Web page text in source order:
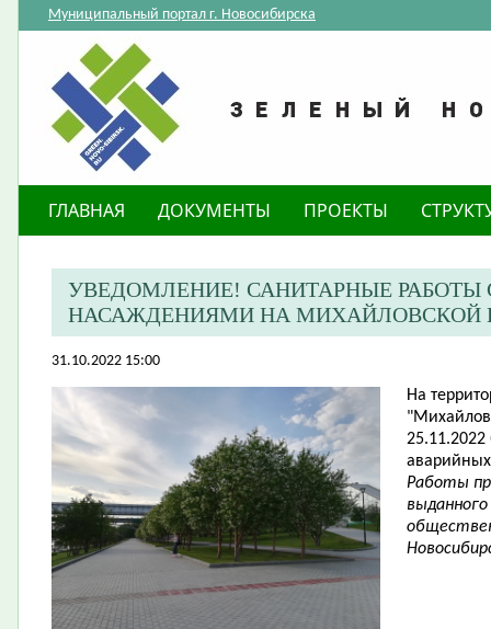
Муниципальный портал г. Новосибирска
ГЛАВНАЯ ДОКУМЕНТЫ ПРОЕКТЫ
УВЕДОМЛЕНИЕ! САНИТАРНЫЕ РАБОТЫ
НАСАЖДЕНИЯМИ НА МИХАЙЛОВСКОЙ
31.10.2022 15:00
На
25.11.2022
Работы